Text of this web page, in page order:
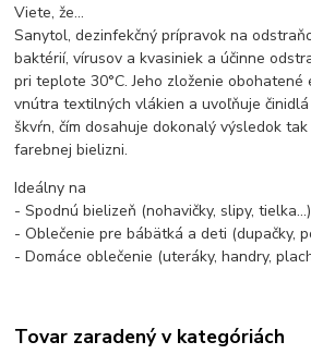
Viete, že...
Sanytol, dezinfekčný prípravok na
baktérií, vírusov a kvasiniek a účinne
pri teplote 30°C. Jeho zloženie obohatené
vnútra textilných vlákien a uvoľňuje
škvŕn, čím dosahuje dokonalý výsledok
farebnej bielizni.
Ideálny na
- Spodnú bielizeň (nohavičky, slipy, tielka...)
- Oblečenie pre bábätká a deti (dupačky,
- Domáce oblečenie (uteráky, handry,
Tovar zaradený v kategóriách